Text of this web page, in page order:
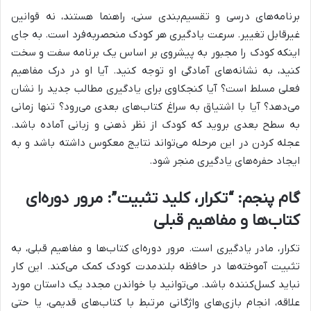
برنامه‌های درسی و تقسیم‌بندی سنی، راهنما هستند، نه قوانین
غیرقابل تغییر. سرعت یادگیری هر کودک منحصربه‌فرد است. به جای
اینکه کودک را مجبور به پیشروی بر اساس یک برنامه سفت و سخت
کنید، به نشانه‌های آمادگی او توجه کنید. آیا او در درک مفاهیم
فعلی مسلط است؟ آیا کنجکاوی برای یادگیری مطالب جدید را نشان
می‌دهد؟ آیا با اشتیاق به سراغ کتاب‌های بعدی می‌رود؟ تنها زمانی
به سطح بعدی بروید که کودک از نظر ذهنی و زبانی آماده باشد.
عجله کردن در این مرحله می‌تواند نتایج معکوس داشته باشد و به
ایجاد حفره‌های یادگیری منجر شود.
گام پنجم: “تکرار، کلید تثبیت”: مرور دوره‌ای
کتاب‌ها و مفاهیم قبلی
تکرار، مادر یادگیری است. مرور دوره‌ای کتاب‌ها و مفاهیم قبلی، به
تثبیت آموخته‌ها در حافظه بلندمدت کودک کمک می‌کند. این کار
نباید کسل‌کننده باشد. می‌توانید با خواندن مجدد یک داستان مورد
علاقه، انجام بازی‌های واژگانی مرتبط با کتاب‌های قدیمی، یا حتی